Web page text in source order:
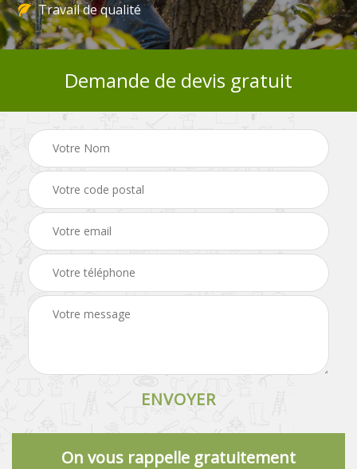
Travail de qualité
Demande de devis gratuit
On vous rappelle gratuitement